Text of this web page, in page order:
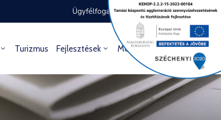
Ügyfélfogadás rendje Ügyintézés
Turizmus Fejlesztések Média Kultúra